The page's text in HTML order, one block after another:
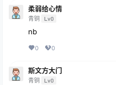
柔弱给心情
青铜 Lv0
nb
0 0
斯文方大门
青铜 Lv0